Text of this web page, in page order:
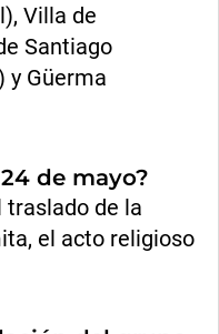
Villa de
Santiago
y Güerma
de mayo?
traslado de la
el acto religioso